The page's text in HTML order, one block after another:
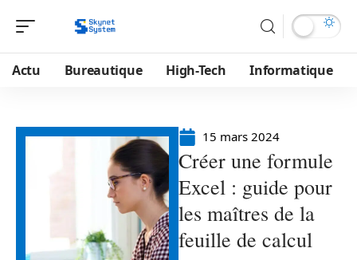
Actu Bureautique High-Tech Informatique
15 mars 2024
Créer une formule
Excel : guide pour
les maîtres de la
feuille de calcul